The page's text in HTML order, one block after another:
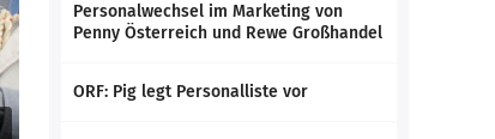
Personalwechsel im Marketing von
Penny Österreich und Rewe Großhandel
ORF: Pig legt Personalliste vor